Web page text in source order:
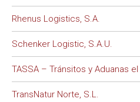
Rhenus Logistics, S.A.
Schenker Logistic, S.A.U.
TASSA – Tránsitos y Aduanas
TransNatur Norte, S.L.